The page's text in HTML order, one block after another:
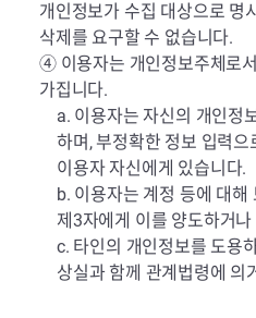
개인정보가 수집 대상으로 명
삭제를 요구할 수 없습니다.
④ 이용자는 개인정보주체로
가집니다.
a. 이용자는 자신의 개인정
하며, 부정확한 정보 입력
이용자 자신에게 있습니다.
b. 이용자는 계정 등에 대해
제3자에게 이를 양도하거
c. 타인의 개인정보를 도용
상실과 함께 관계법령에 의